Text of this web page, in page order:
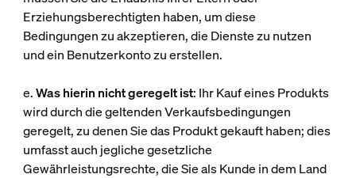
Erziehungsberechtigten haben, um diese
Bedingungen zu akzeptieren, die Dienste zu nutzen
und ein Benutzerkonto zu erstellen.
e.Was hierin nicht geregelt ist: Ihr Kauf eines Produkts
wird durch die geltenden Verkaufsbedingungen
geregelt, zu denen Sie das Produkt gekauft haben; dies
umfasst auch jegliche gesetzliche
Gewährleistungsrechte, die Sie als Kunde in dem Land